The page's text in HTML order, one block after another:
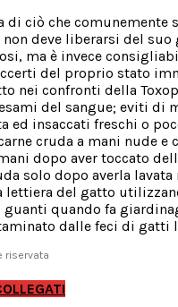
di ciò che comunemente
deve liberarsi del suo
ma è invece
del proprio stato
nei confronti della
del sangue; eviti di
ed insaccati freschi o
cruda a mani nude e
dopo aver toccato
solo dopo averla
lettiera del gatto
guanti quando fa
dalle feci di gatti
riservata